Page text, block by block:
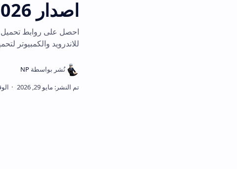
للاندرويد والكمبيوتر لتحميل مودات وعوالم